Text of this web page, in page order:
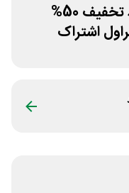
کد تخفیف 50%
اشتراک